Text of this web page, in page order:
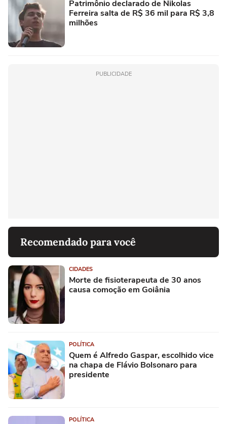
Patrimônio declarado de Nikolas
Ferreira salta de R$ 36 mil para R$ 3,8
milhões
PUBLICIDADE
Recomendado para você
CIDADES
Morte de fisioterapeuta de 30 anos
causa comoção em Goiânia
POLÍTICA
Quem é Alfredo Gaspar, escolhido vice
na chapa de Flávio Bolsonaro para
presidente
POLÍTICA